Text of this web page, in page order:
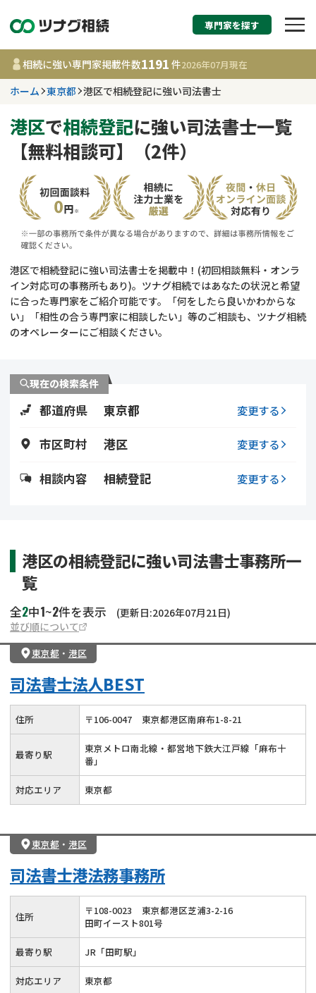
相続税申告・相続手
す
東京都
事務所
相談内容で探す
相続登記
遺留分侵害額請求
コラム
相続手続き
専門家を探す
相続に強い専門家掲載件数1191 件2026年07月現在
ホーム 東京都 港区で相続登記に強い司法書士
港区で相続登記に強い司法書士一覧
【無料相談可】（2件）
港区で相続登記に強い司法書士を掲載中！(初回相談無料・オンラ
イン対応可の事務所もあり)。ツナグ相続ではあなたの状況と希望
に合った専門家をご紹介可能です。「何をしたら良いかわからな
い」「相性の合う専門家に相談したい」等のご相談も、ツナグ相続
のオペレーターにご相談ください。
現在の検索条件
都道府県 東京都 変更する
市区町村 港区 変更する
相談内容 相続登記 変更する
港区の相続登記に強い司法書士事務所一
覧
全2中1~2件を表示
(更新日:2026年07月21日)
並び順について
東京都 ・ 港区
司法書士法人BEST
住所 〒106-0047 東京都港区南麻布1-8-21
最寄り駅
東京メトロ南北線・都営地下鉄大江戸線「麻布十
番」
対応エリア 東京都
東京都 ・ 港区
司法書士港法務事務所
住所 〒108-0023
東京都港区芝浦3-2-16
田町イースト801号
最寄り駅 JR「田町駅」
対応エリア 東京都